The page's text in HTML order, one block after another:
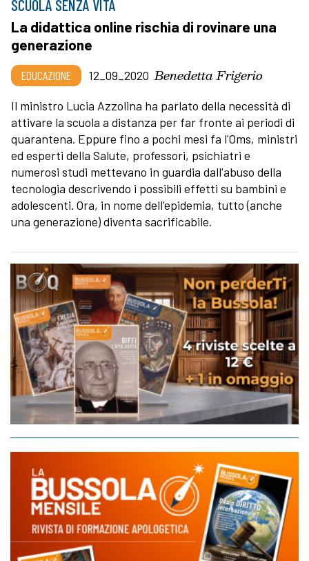
SCUOLA SENZA VITA
La didattica online rischia di rovinare una
generazione
EDUCAZIONE 12_09_2020 Benedetta Frigerio
Il ministro Lucia Azzolina ha parlato della necessità di
attivare la scuola a distanza per far fronte ai periodi di
quarantena. Eppure fino a pochi mesi fa l'Oms, ministri
ed esperti della Salute, professori, psichiatri e
numerosi studi mettevano in guardia dall'abuso della
tecnologia descrivendo i possibili effetti su bambini e
adolescenti. Ora, in nome dell'epidemia, tutto (anche
una generazione) diventa sacrificabile.